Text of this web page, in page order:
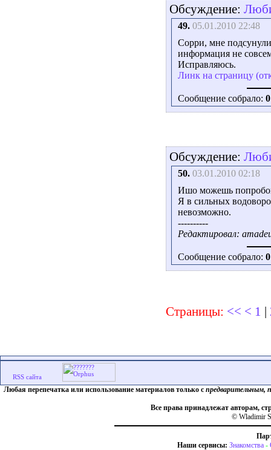
Обсуждение:
49. 05.01.2010 22:48
Сорри, мне
информация не
Исправляюсь.
Линк на страницу
Сообщение собрало: 0
Обсуждение:
50. 03.01.2010 02:18
Ишо можешь
Я в сильных
невозможно.
----------
Редактировал:
Сообщение собрало: 0
Страницы: << < 1
Любая перепечатка или использование материалов только с предварительным,
Все права принадлежат авторам,
© Wladimir
Наши сервисы: Знакомства -